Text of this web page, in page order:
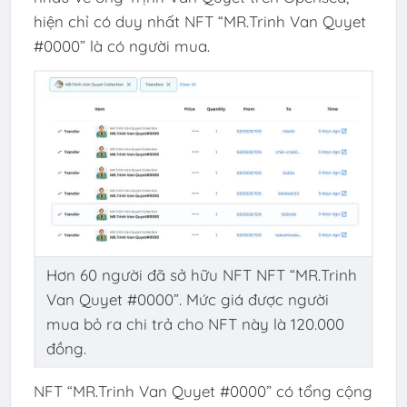
hiện chỉ có duy nhất NFT “MR.Trinh Van Quyet
#0000” là có người mua.
Hơn 60 người đã sở hữu NFT NFT “MR.Trinh
Van Quyet #0000”. Mức giá được người
mua bỏ ra chi trả cho NFT này là 120.000
đồng.
NFT “MR.Trinh Van Quyet #0000” có tổng cộng